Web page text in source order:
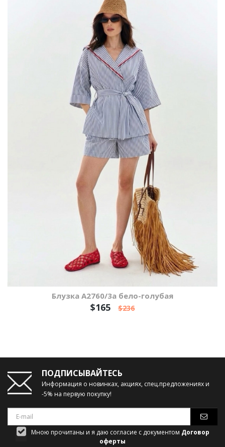
Блузка А2760/3а бело-голубая
$165 $236
ПОДПИСЫВАЙТЕСЬ
Информация о новинках, акциях, спец.предложениях и
-5% на первую покупку!
Мною прочитаны и я даю согласие с документом Договор
оферты